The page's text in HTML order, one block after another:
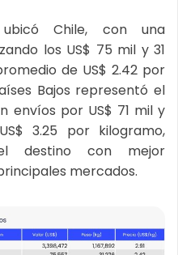
Chile, con una
los US$ 75 mil y 31
de US$ 2.42 por
Bajos representó el
envíos por US$ 71 mil y
3.25 por kilogramo,
destino con mejor
mercados.